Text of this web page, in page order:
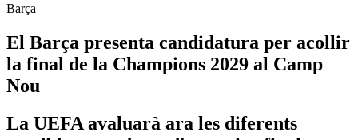
Barça
El Barça presenta candidatura per acollir
la final de la Champions 2029 al Camp
Nou
La UEFA avaluarà ara les diferents